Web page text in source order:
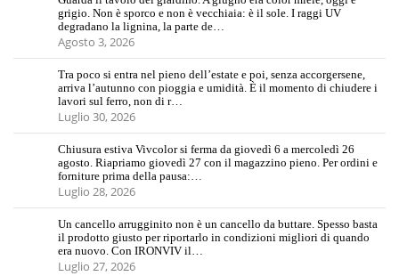
grigio. Non è sporco e non è vecchiaia: è il sole. I raggi UV
degradano la lignina, la parte de…
Agosto 3, 2026
Tra poco si entra nel pieno dell’estate e poi, senza accorgersene,
arriva l’autunno con pioggia e umidità. È il momento di chiudere i
lavori sul ferro, non di r…
Luglio 30, 2026
Chiusura estiva Vivcolor si ferma da giovedì 6 a mercoledì 26
agosto. Riapriamo giovedì 27 con il magazzino pieno. Per ordini e
forniture prima della pausa:…
Luglio 28, 2026
Un cancello arrugginito non è un cancello da buttare. Spesso basta
il prodotto giusto per riportarlo in condizioni migliori di quando
era nuovo. Con IRONVIV il…
Luglio 27, 2026